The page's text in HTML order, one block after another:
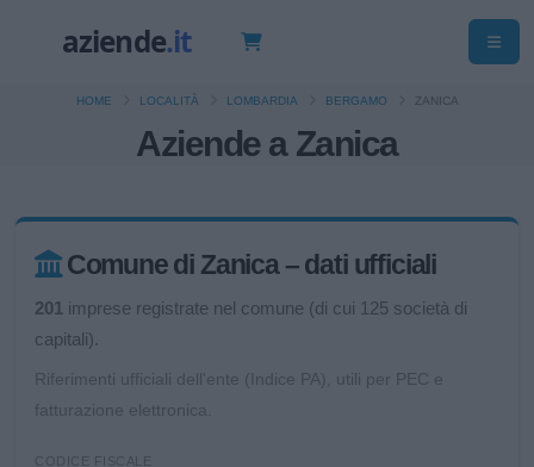
Aziende a Zanica
HOME LOCALITÀ LOMBARDIA BERGAMO ZANICA
Comune di Zanica – dati ufficiali
201 imprese registrate nel comune (di cui 125 società di
capitali).
Riferimenti ufficiali dell'ente (Indice PA), utili per PEC e
fatturazione elettronica.
CODICE FISCALE